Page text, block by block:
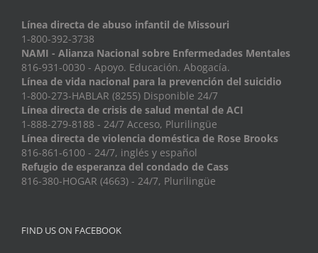
Línea directa de abuso infantil de Missouri
1-800-392-3738
NAMI - Alianza Nacional sobre Enfermedades Mentales
816-931-0030 - Apoyo. Educación. Abogacía.
Línea de vida nacional para la prevención del suicidio
1-800-273-HABLAR (8255) Disponible 24/7
Línea directa de crisis de salud mental de ACI
1-888-279-8188 - 24/7 Acceso, Plurilingüe
Línea directa de violencia doméstica de Rose Brooks
816-861-6100 - 24/7, inglés y español
Refugio de esperanza del condado de Cass
816-380-HOGAR (4663) - 24/7, Plurilingüe
FIND US ON FACEBOOK